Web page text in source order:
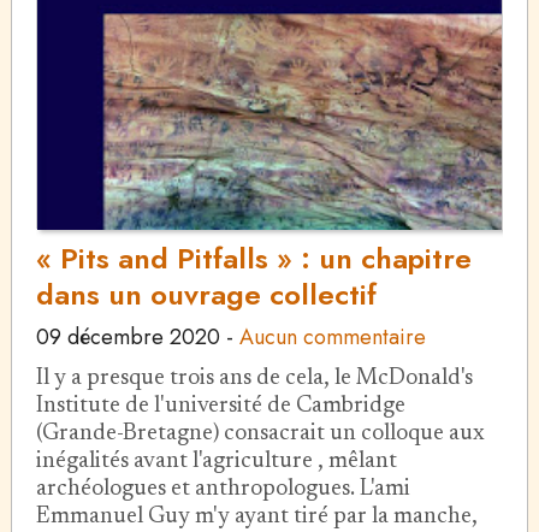
« Pits and Pitfalls » : un chapitre
dans un ouvrage collectif
09 décembre 2020 - Aucun commentaire
Il y a presque trois ans de cela, le McDonald's
Institute de l'université de Cambridge
(Grande-Bretagne) consacrait un colloque aux
inégalités avant l'agriculture , mêlant
archéologues et anthropologues. L'ami
Emmanuel Guy m'y ayant tiré par la manche,